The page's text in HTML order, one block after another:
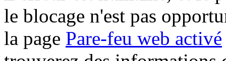
le blocage n'est pas
la page Pare-feu web activé